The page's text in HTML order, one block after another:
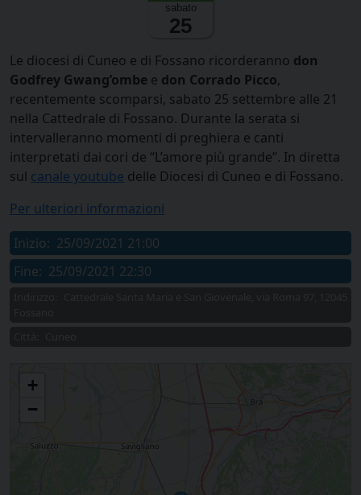
sabato
25
Le diocesi di Cuneo e di Fossano ricorderanno don
Godfrey Gwang’ombe e don Corrado Picco,
recentemente scomparsi, sabato 25 settembre alle 21
nella Cattedrale di Fossano. Durante la serata si
intervalleranno momenti di preghiera e canti
interpretati dai cori de “L’amore più grande”. In diretta
sul canale youtube delle Diocesi di Cuneo e di Fossano.
Per ulteriori informazioni
Inizio: 25/09/2021 21:00
Fine: 25/09/2021 22:30
+
−